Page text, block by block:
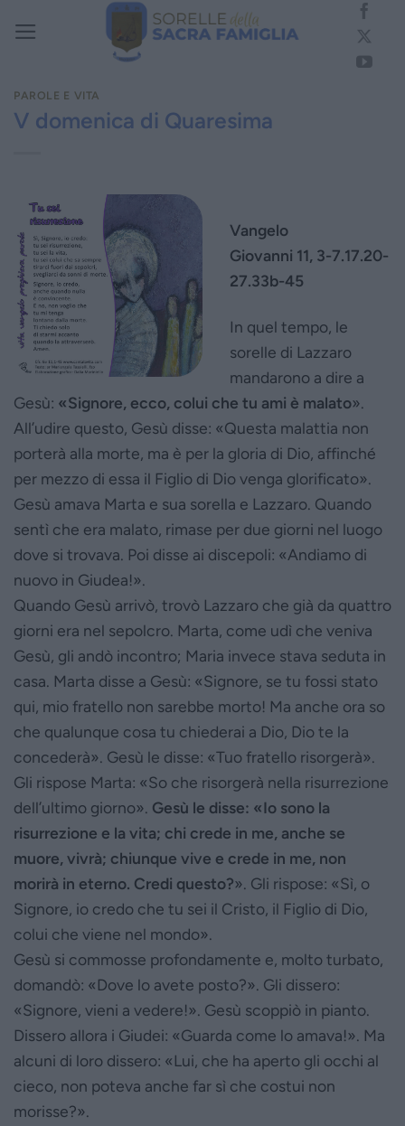
PAROLE E VITA
V domenica di Quaresima
Vangelo
Giovanni 11, 3-7.17.20-
27.33b-45
In quel tempo, le
sorelle di Lazzaro
mandarono a dire a
Gesù: «Signore, ecco, colui che tu ami è malato».
All’udire questo, Gesù disse: «Questa malattia non
porterà alla morte, ma è per la gloria di Dio, affinché
per mezzo di essa il Figlio di Dio venga glorificato».
Gesù amava Marta e sua sorella e Lazzaro. Quando
sentì che era malato, rimase per due giorni nel luogo
dove si trovava. Poi disse ai discepoli: «Andiamo di
nuovo in Giudea!».
Quando Gesù arrivò, trovò Lazzaro che già da quattro
giorni era nel sepolcro. Marta, come udì che veniva
Gesù, gli andò incontro; Maria invece stava seduta in
casa. Marta disse a Gesù: «Signore, se tu fossi stato
qui, mio fratello non sarebbe morto! Ma anche ora so
che qualunque cosa tu chiederai a Dio, Dio te la
concederà». Gesù le disse: «Tuo fratello risorgerà».
Gli rispose Marta: «So che risorgerà nella risurrezione
dell’ultimo giorno». Gesù le disse: «Io sono la
risurrezione e la vita; chi crede in me, anche se
muore, vivrà; chiunque vive e crede in me, non
morirà in eterno. Credi questo?». Gli rispose: «Sì, o
Signore, io credo che tu sei il Cristo, il Figlio di Dio,
colui che viene nel mondo».
Gesù si commosse profondamente e, molto turbato,
domandò: «Dove lo avete posto?». Gli dissero:
«Signore, vieni a vedere!». Gesù scoppiò in pianto.
Dissero allora i Giudei: «Guarda come lo amava!». Ma
alcuni di loro dissero: «Lui, che ha aperto gli occhi al
cieco, non poteva anche far sì che costui non
morisse?».